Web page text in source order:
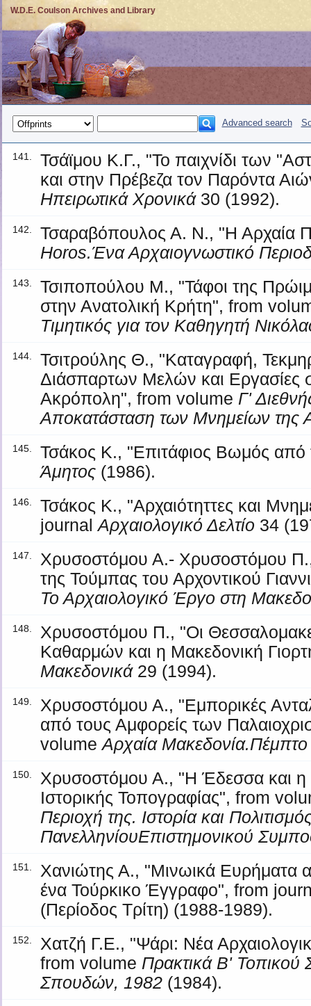
W.D.E. Coulson Archives and Library
Advanced search
141.
Τσάϊμου Κ.Γ., "Το παιχνίδι των
και στην Πρέβεζα τον Παρόντα
Ηπειρωτικά Χρονικά30 (1992).
142.
Τσαραβόπουλος Α. Ν., "Η Αρχαία
Horos.Ένα Αρχαιογνωστικό
143.
Τσιποπούλου Μ., "Τάφοι της
στην Ανατολική Κρήτη", from
Τιμητικός για τον Καθηγητή
144.
Τσιτρούλης Θ., "Καταγραφή,
Διάσπαρτων Μελών και Εργασίες
Ακρόπολη", from volume Γ'
Αποκατάσταση των Μνημείων της
145.
Τσάκος Κ., "Επιτάφιος Βωμός
Άμητος (1986).
146.
Τσάκος Κ., "Αρχαιότηττες και
journalΑρχαιολογικό Δελτίο 34
147.
Χρυσοστόμου Α.- Χρυσοστόμου
της Τούμπας του Αρχοντικού
Το Αρχαιολογικό Έργο στη
148.
Χρυσοστόμου Π., "Οι
Καθαρμών και η Μακεδονική
Μακεδονικά29 (1994).
149.
Χρυσοστόμου Α., "Εμπορικές
από τους Αμφορείς των
volumeΑρχαία Μακεδονία.Πέμπτο
150.
Χρυσοστόμου Α., "Η Έδεσσα και η
Ιστορικής Τοπογραφίας", from
Περιοχή της. Ιστορία και
ΠανελληνίουΕπιστημονικού
151.
Χανιώτης Α., "Μινωικά Ευρήματα
ένα Τούρκικο Έγγραφο", from
(Περίοδος Τρίτη) (1988-1989).
152.
Χατζή Γ.Ε., "Ψάρι: Νέα
from volume Πρακτικά Β' Τοπικού
Σπουδών, 1982 (1984).